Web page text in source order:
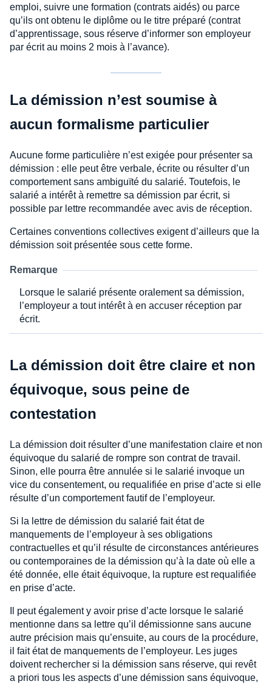
emploi, suivre une formation (contrats aidés) ou parce
qu’ils ont obtenu le diplôme ou le titre préparé (contrat
d’apprentissage, sous réserve d’informer son employeur
par écrit au moins 2 mois à l’avance).
La démission n’est soumise à
aucun formalisme particulier
Aucune forme particulière n’est exigée pour présenter sa
démission : elle peut être verbale, écrite ou résulter d’un
comportement sans ambiguïté du salarié. Toutefois, le
salarié a intérêt à remettre sa démission par écrit, si
possible par lettre recommandée avec avis de réception.
Certaines conventions collectives exigent d’ailleurs que la
démission soit présentée sous cette forme.
Remarque
Lorsque le salarié présente oralement sa démission,
l’employeur a tout intérêt à en accuser réception par
écrit.
La démission doit être claire et non
équivoque, sous peine de
contestation
La démission doit résulter d’une manifestation claire et non
équivoque du salarié de rompre son contrat de travail.
Sinon, elle pourra être annulée si le salarié invoque un
vice du consentement, ou requalifiée en prise d’acte si elle
résulte d’un comportement fautif de l’employeur.
Si la lettre de démission du salarié fait état de
manquements de l’employeur à ses obligations
contractuelles et qu’il résulte de circonstances antérieures
ou contemporaines de la démission qu’à la date où elle a
été donnée, elle était équivoque, la rupture est requalifiée
en prise d’acte.
Il peut également y avoir prise d’acte lorsque le salarié
mentionne dans sa lettre qu’il démissionne sans aucune
autre précision mais qu’ensuite, au cours de la procédure,
il fait état de manquements de l’employeur. Les juges
doivent rechercher si la démission sans réserve, qui revêt
a priori tous les aspects d’une démission sans équivoque,